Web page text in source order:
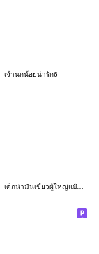
เจ้านกน้อยน่ารัก6
เด็กน่ามันเขี้ยวผู้ใหญ่แบ๊วๆทักทายสุภาพ